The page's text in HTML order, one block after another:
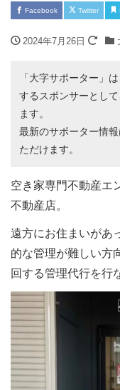
Facebook Twitter
2024年7月26日
「大字サポーター」
するスポンサーとし
ます。
最新のサポーター情報
ただけます。
空き家専門不動産エ
不動産店。
遠方にお住まいがあ
的な管理が難しい方
回する管理代行を行